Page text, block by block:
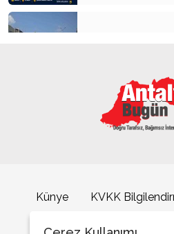
Künye KVKK